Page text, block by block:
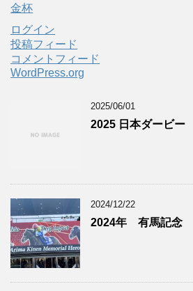
金杯
ログイン
投稿フィード
コメントフィード
WordPress.org
2025/06/01
2025 日本ダービー
2024/12/22
2024年 有馬記念